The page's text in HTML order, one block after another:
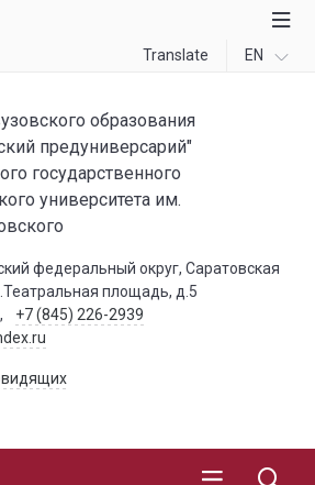
Translate EN
образования
предуниверсарий"
государственного
университета им.
федеральный округ, Саратовская
площадь, д.5
,
+7 (845) 226-2939